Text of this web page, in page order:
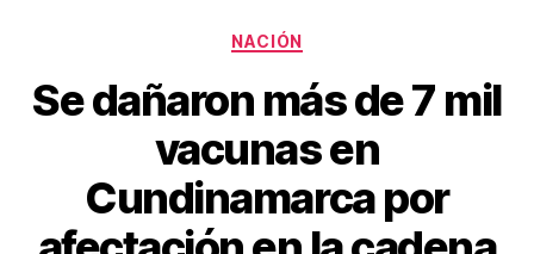
k
Categorías
NACIÓN
Se dañaron más de 7 mil
vacunas en
Cundinamarca por